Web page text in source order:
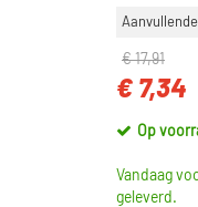
€ 17,91
€ 7,34
Op
Vandaag
geleverd.